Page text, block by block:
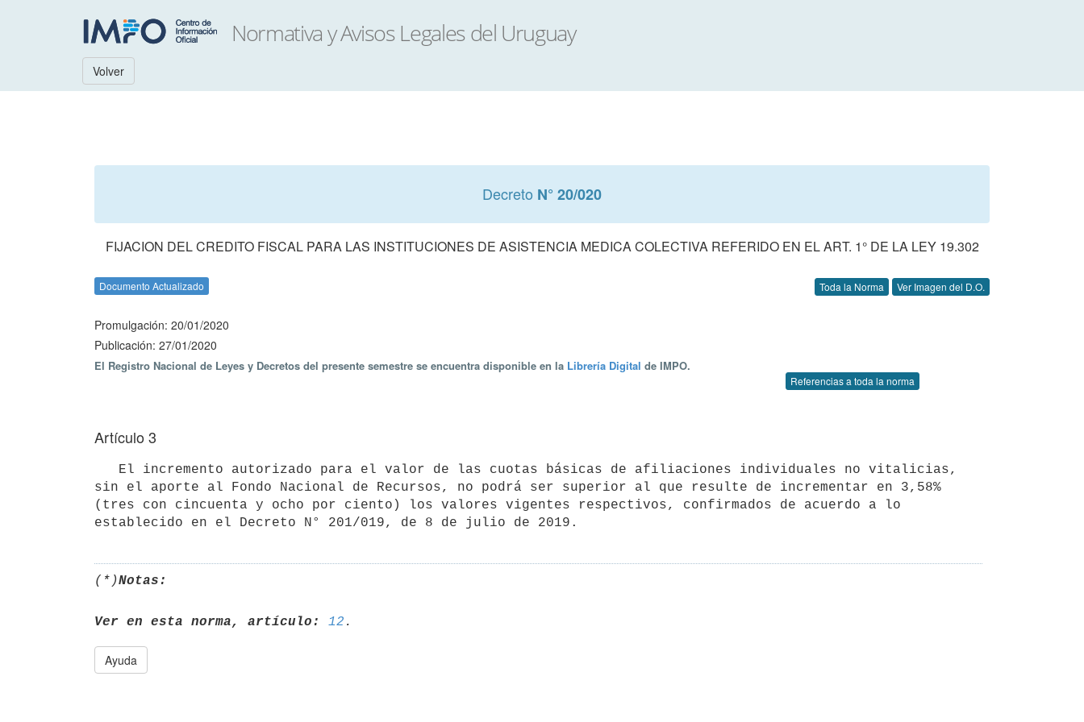
Volver
Decreto N° 20/020
FIJACION DEL CREDITO FISCAL PARA LAS INSTITUCIONES DE ASISTENCIA MEDICA COLECTIVA REFERIDO EN EL ART. 1° DE LA LEY 19.302
Documento Actualizado Toda la Norma Ver Imagen del D.O.
Promulgación: 20/01/2020
Publicación: 27/01/2020
El Registro Nacional de Leyes y Decretos del presente semestre se encuentra disponible en la Librería Digital de IMPO.
Referencias a toda la norma
Artículo 3
sin el aporte al Fondo Nacional de Recursos, no podrá ser superior al que resulte de incrementar en 3,58%
(tres con cincuenta y ocho por ciento) los valores vigentes respectivos, confirmados de acuerdo a lo
(*)Notas:
Ver en esta norma, artículo: 12
Ayuda